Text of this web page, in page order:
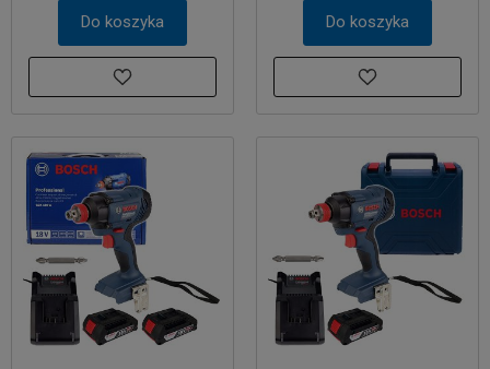
Do koszyka Do koszyka